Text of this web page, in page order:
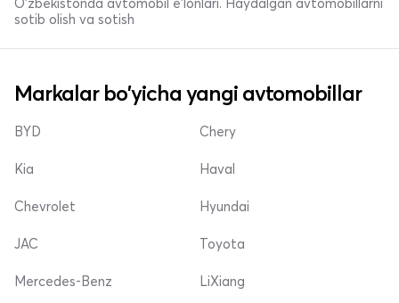
O'zbekistonda avtomobil e’lonlari. Haydalgan avtomobillarni
sotib olish va sotish
Markalar bo'yicha yangi avtomobillar
BYD
Kia
Chevrolet
Chery
Haval
Hyundai
JAC
Mercedes-Benz
Toyota
LiXiang